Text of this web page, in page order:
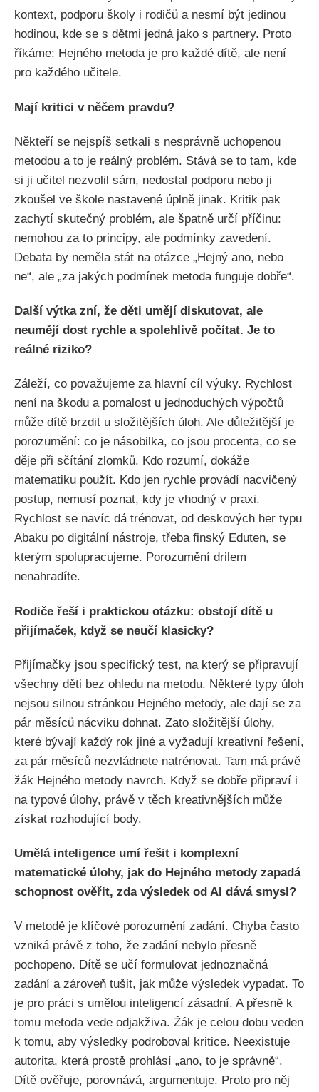
kontext, podporu školy i rodičů a nesmí být jedinou
hodinou, kde se s dětmi jedná jako s partnery. Proto
říkáme: Hejného metoda je pro každé dítě, ale není
pro každého učitele.
Mají kritici v něčem pravdu?
Někteří se nejspíš setkali s nesprávně uchopenou
metodou a to je reálný problém. Stává se to tam, kde
si ji učitel nezvolil sám, nedostal podporu nebo ji
zkoušel ve škole nastavené úplně jinak. Kritik pak
zachytí skutečný problém, ale špatně určí příčinu:
nemohou za to principy, ale podmínky zavedení.
Debata by neměla stát na otázce „Hejný ano, nebo
ne“, ale „za jakých podmínek metoda funguje dobře“.
Další výtka zní, že děti umějí diskutovat, ale
neumějí dost rychle a spolehlivě počítat. Je to
reálné riziko?
Záleží, co považujeme za hlavní cíl výuky. Rychlost
není na škodu a pomalost u jednoduchých výpočtů
může dítě brzdit u složitějších úloh. Ale důležitější je
porozumění: co je násobilka, co jsou procenta, co se
děje při sčítání zlomků. Kdo rozumí, dokáže
matematiku použít. Kdo jen rychle provádí nacvičený
postup, nemusí poznat, kdy je vhodný v praxi.
Rychlost se navíc dá trénovat, od deskových her typu
Abaku po digitální nástroje, třeba finský Eduten, se
kterým spolupracujeme. Porozumění drilem
nenahradíte.
Rodiče řeší i praktickou otázku: obstojí dítě u
přijímaček, když se neučí klasicky?
Přijímačky jsou specifický test, na který se připravují
všechny děti bez ohledu na metodu. Některé typy úloh
nejsou silnou stránkou Hejného metody, ale dají se za
pár měsíců nácviku dohnat. Zato složitější úlohy,
které bývají každý rok jiné a vyžadují kreativní řešení,
za pár měsíců nezvládnete natrénovat. Tam má právě
žák Hejného metody navrch. Když se dobře připraví i
na typové úlohy, právě v těch kreativnějších může
získat rozhodující body.
Umělá inteligence umí řešit i komplexní
matematické úlohy, jak do Hejného metody zapadá
schopnost ověřit, zda výsledek od AI dává smysl?
V metodě je klíčové porozumění zadání. Chyba často
vzniká právě z toho, že zadání nebylo přesně
pochopeno. Dítě se učí formulovat jednoznačná
zadání a zároveň tušit, jak může výsledek vypadat. To
je pro práci s umělou inteligencí zásadní. A přesně k
tomu metoda vede odjakživa. Žák je celou dobu veden
k tomu, aby výsledky podroboval kritice. Neexistuje
autorita, která prostě prohlásí „ano, to je správně“.
Dítě ověřuje, porovnává, argumentuje. Proto pro něj